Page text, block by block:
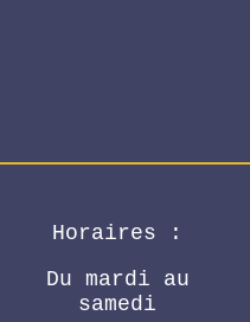
Horaires :
Du mardi au
samedi